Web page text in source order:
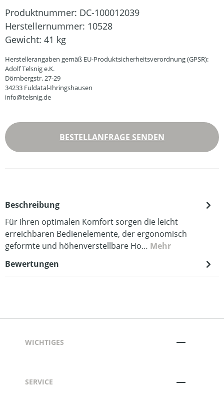
Produktnummer: DC-100012039
Herstellernummer: 10528
Gewicht: 41 kg
Herstellerangaben gemäß EU-Produktsicherheitsverordnung (GPSR):
Adolf Telsnig e.K.
Dörnbergstr. 27-29
34233 Fuldatal-Ihringshausen
info@telsnig.de
BESTELLANFRAGE SENDEN
Beschreibung
Für Ihren optimalen Komfort sorgen die leicht
erreichbaren Bedienelemente, der ergonomisch
geformte und höhenverstellbare Ho… Mehr
Bewertungen
WICHTIGES
SERVICE